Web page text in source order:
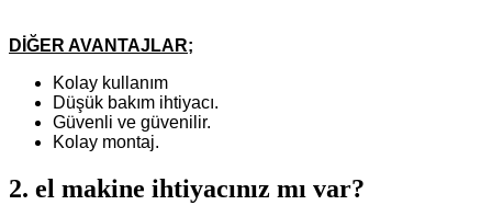
DİĞER AVANTAJLAR;
Kolay kullanım
Düşük bakım ihtiyacı.
Güvenli ve güvenilir.
Kolay montaj.
2. el makine ihtiyacınız mı var?